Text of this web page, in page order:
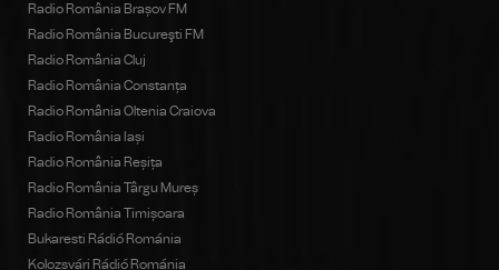
Radio România Brașov FM
Radio România Bucureşti FM
Radio România Cluj
Radio România Constanța
Radio România Oltenia Craiova
Radio România Iași
Radio România Reșița
Radio România Târgu Mureș
Radio România Timișoara
Bukaresti Rádió Románia
Kolozsvári Rádió Románia